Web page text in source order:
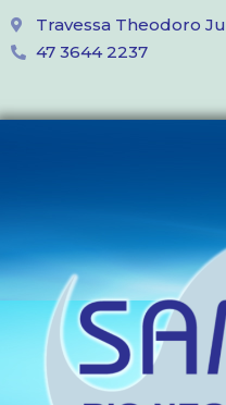
Travessa Theodoro
47 3644 2237